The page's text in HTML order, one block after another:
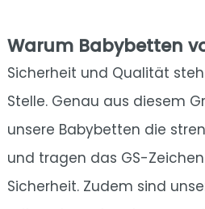
Warum Babybetten
Sicherheit und Qualität
Stelle. Genau aus diesem
unsere Babybetten die
und tragen das GS-
Sicherheit. Zudem sind